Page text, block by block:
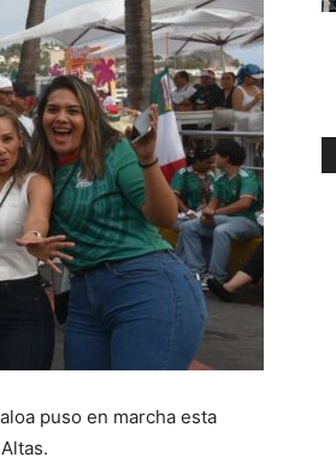
puso en marcha esta